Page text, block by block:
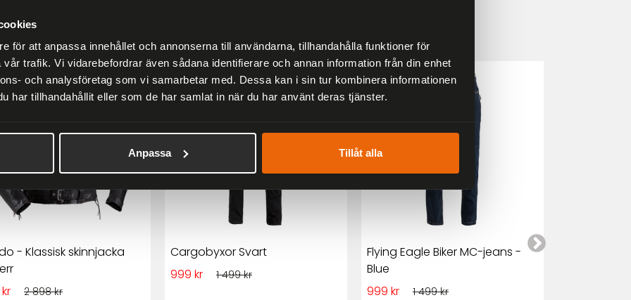
för att anpassa innehållet och annonserna till användarna, tillhandahålla funktioner för
trafik. Vi vidarebefordrar även sådana identifierare och annan information från din enhet
och analysföretag som vi samarbetar med. Dessa kan i sin tur kombinera informationen
har tillhandahållit eller som de har samlat in när du har använt deras tjänster.
Anpassa Tillåt alla
- Klassisk skinnjacka
2 898 kr
33 %
Cargobyxor Svart
999 kr
1 499 kr
33 %
Flying Eagle Biker MC-jeans -
Blue
999 kr
1 499 kr